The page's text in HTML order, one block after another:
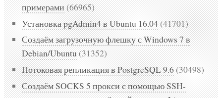
примерами(66965)
Установка pgAdmin4 в Ubuntu 16.04(41701)
Создаём загрузочную флешку с Windows 7 в
Debian/Ubuntu(31352)
Потоковая репликация в PostgreSQL 9.6(30498)
Создаём SOCKS 5 прокси с помощью SSH-